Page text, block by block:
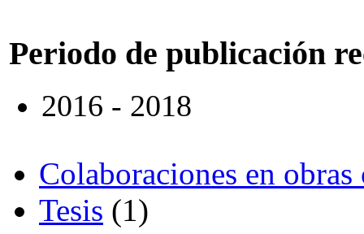
Periodo de publicación
2016 - 2018
Colaboraciones en
Tesis (1)